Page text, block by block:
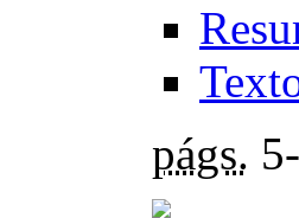
págs.